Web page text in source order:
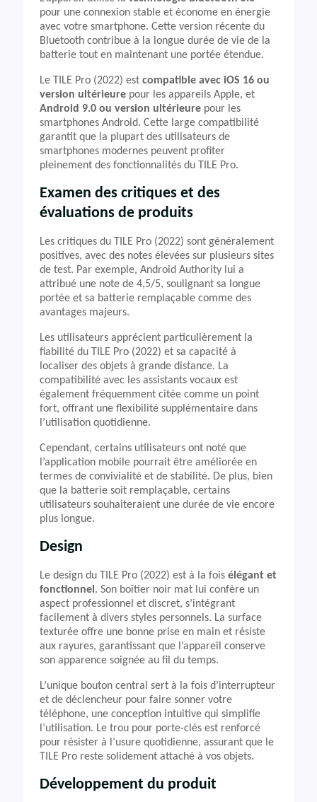
pour une connexion stable et économe en énergie
avec votre smartphone. Cette version récente du
Bluetooth contribue à la longue durée de vie de la
batterie tout en maintenant une portée étendue.
Le TILE Pro (2022) est compatible avec iOS 16 ou
version ultérieure pour les appareils Apple, et
Android 9.0 ou version ultérieure pour les
smartphones Android. Cette large compatibilité
garantit que la plupart des utilisateurs de
smartphones modernes peuvent profiter
pleinement des fonctionnalités du TILE Pro.
Examen des critiques et des
évaluations de produits
Les critiques du TILE Pro (2022) sont généralement
positives, avec des notes élevées sur plusieurs sites
de test. Par exemple, Android Authority lui a
attribué une note de 4,5/5, soulignant sa longue
portée et sa batterie remplaçable comme des
avantages majeurs.
Les utilisateurs apprécient particulièrement la
fiabilité du TILE Pro (2022) et sa capacité à
localiser des objets à grande distance. La
compatibilité avec les assistants vocaux est
également fréquemment citée comme un point
fort, offrant une flexibilité supplémentaire dans
l’utilisation quotidienne.
Cependant, certains utilisateurs ont noté que
l’application mobile pourrait être améliorée en
termes de convivialité et de stabilité. De plus, bien
que la batterie soit remplaçable, certains
utilisateurs souhaiteraient une durée de vie encore
plus longue.
Design
Le design du TILE Pro (2022) est à la fois élégant et
fonctionnel . Son boîtier noir mat lui confère un
aspect professionnel et discret, s’intégrant
facilement à divers styles personnels. La surface
texturée offre une bonne prise en main et résiste
aux rayures, garantissant que l’appareil conserve
son apparence soignée au fil du temps.
L’unique bouton central sert à la fois d’interrupteur
et de déclencheur pour faire sonner votre
téléphone, une conception intuitive qui simplifie
l’utilisation. Le trou pour porte-clés est renforcé
pour résister à l’usure quotidienne, assurant que le
TILE Pro reste solidement attaché à vos objets.
Développement du produit